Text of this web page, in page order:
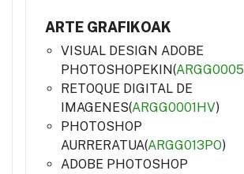
ARTE GRAFIKOAK
VISUAL DESIGN ADOBE
PHOTOSHOPEKIN(ARGG0005
RETOQUE DIGITAL DE
IMAGENES(ARGG0001HV)
PHOTOSHOP
AURRERATUA(ARGG013PO)
ADOBE PHOTOSHOP